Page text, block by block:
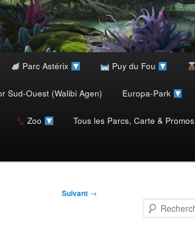
Parc Astérix Puy du Fou
Sud-Ouest (Walibi Agen) Europa-Park
Zoo Tous les Parcs, Carte & Promos
Suivant →
e